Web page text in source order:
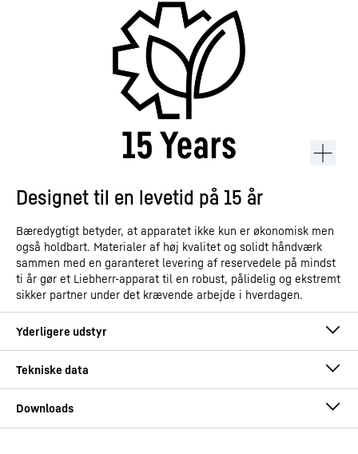
Designet til en levetid på 15 år
Bæredygtigt betyder, at apparatet ikke kun er økonomisk men
også holdbart. Materialer af høj kvalitet og solidt håndværk
sammen med en garanteret levering af reservedele på mindst
ti år gør et Liebherr-apparat til en robust, pålidelig og ekstremt
sikker partner under det krævende arbejde i hverdagen.